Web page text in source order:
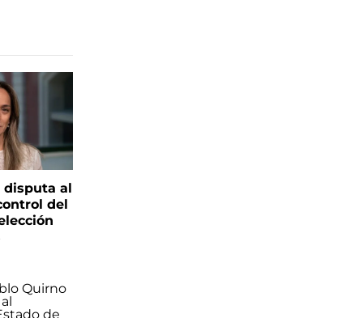
disputa al
del